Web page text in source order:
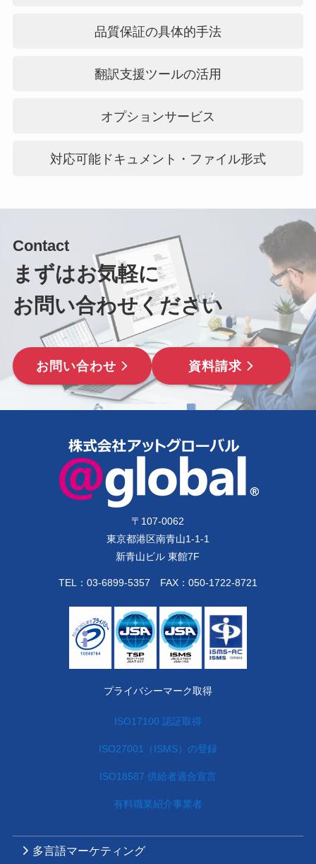
品質保証の具体的手法
翻訳支援ツールの活用
オプションサービス
対応可能ドキュメント・ファイル形式
Contact
まずはお気軽に
お問い合わせください
お問い合わせ 資料請求
〒 107-0062
東京都港区南青山1-1-1
新青山ビル 東館7F
TEL： 03-6899-5357 FAX：050-1722-8721
プライバシーマーク取得
ISO17100 認証取得
ISO27001（ISMS）の登録
ISO18587 供給者適合宣言
有料職業紹介事業者
多言語マーケティング